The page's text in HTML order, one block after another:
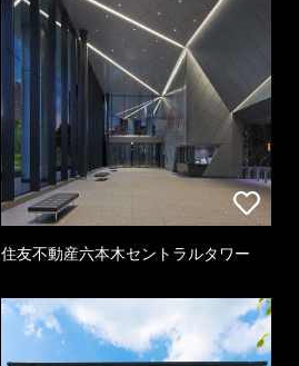
住友不動産六本木セントラルタワー